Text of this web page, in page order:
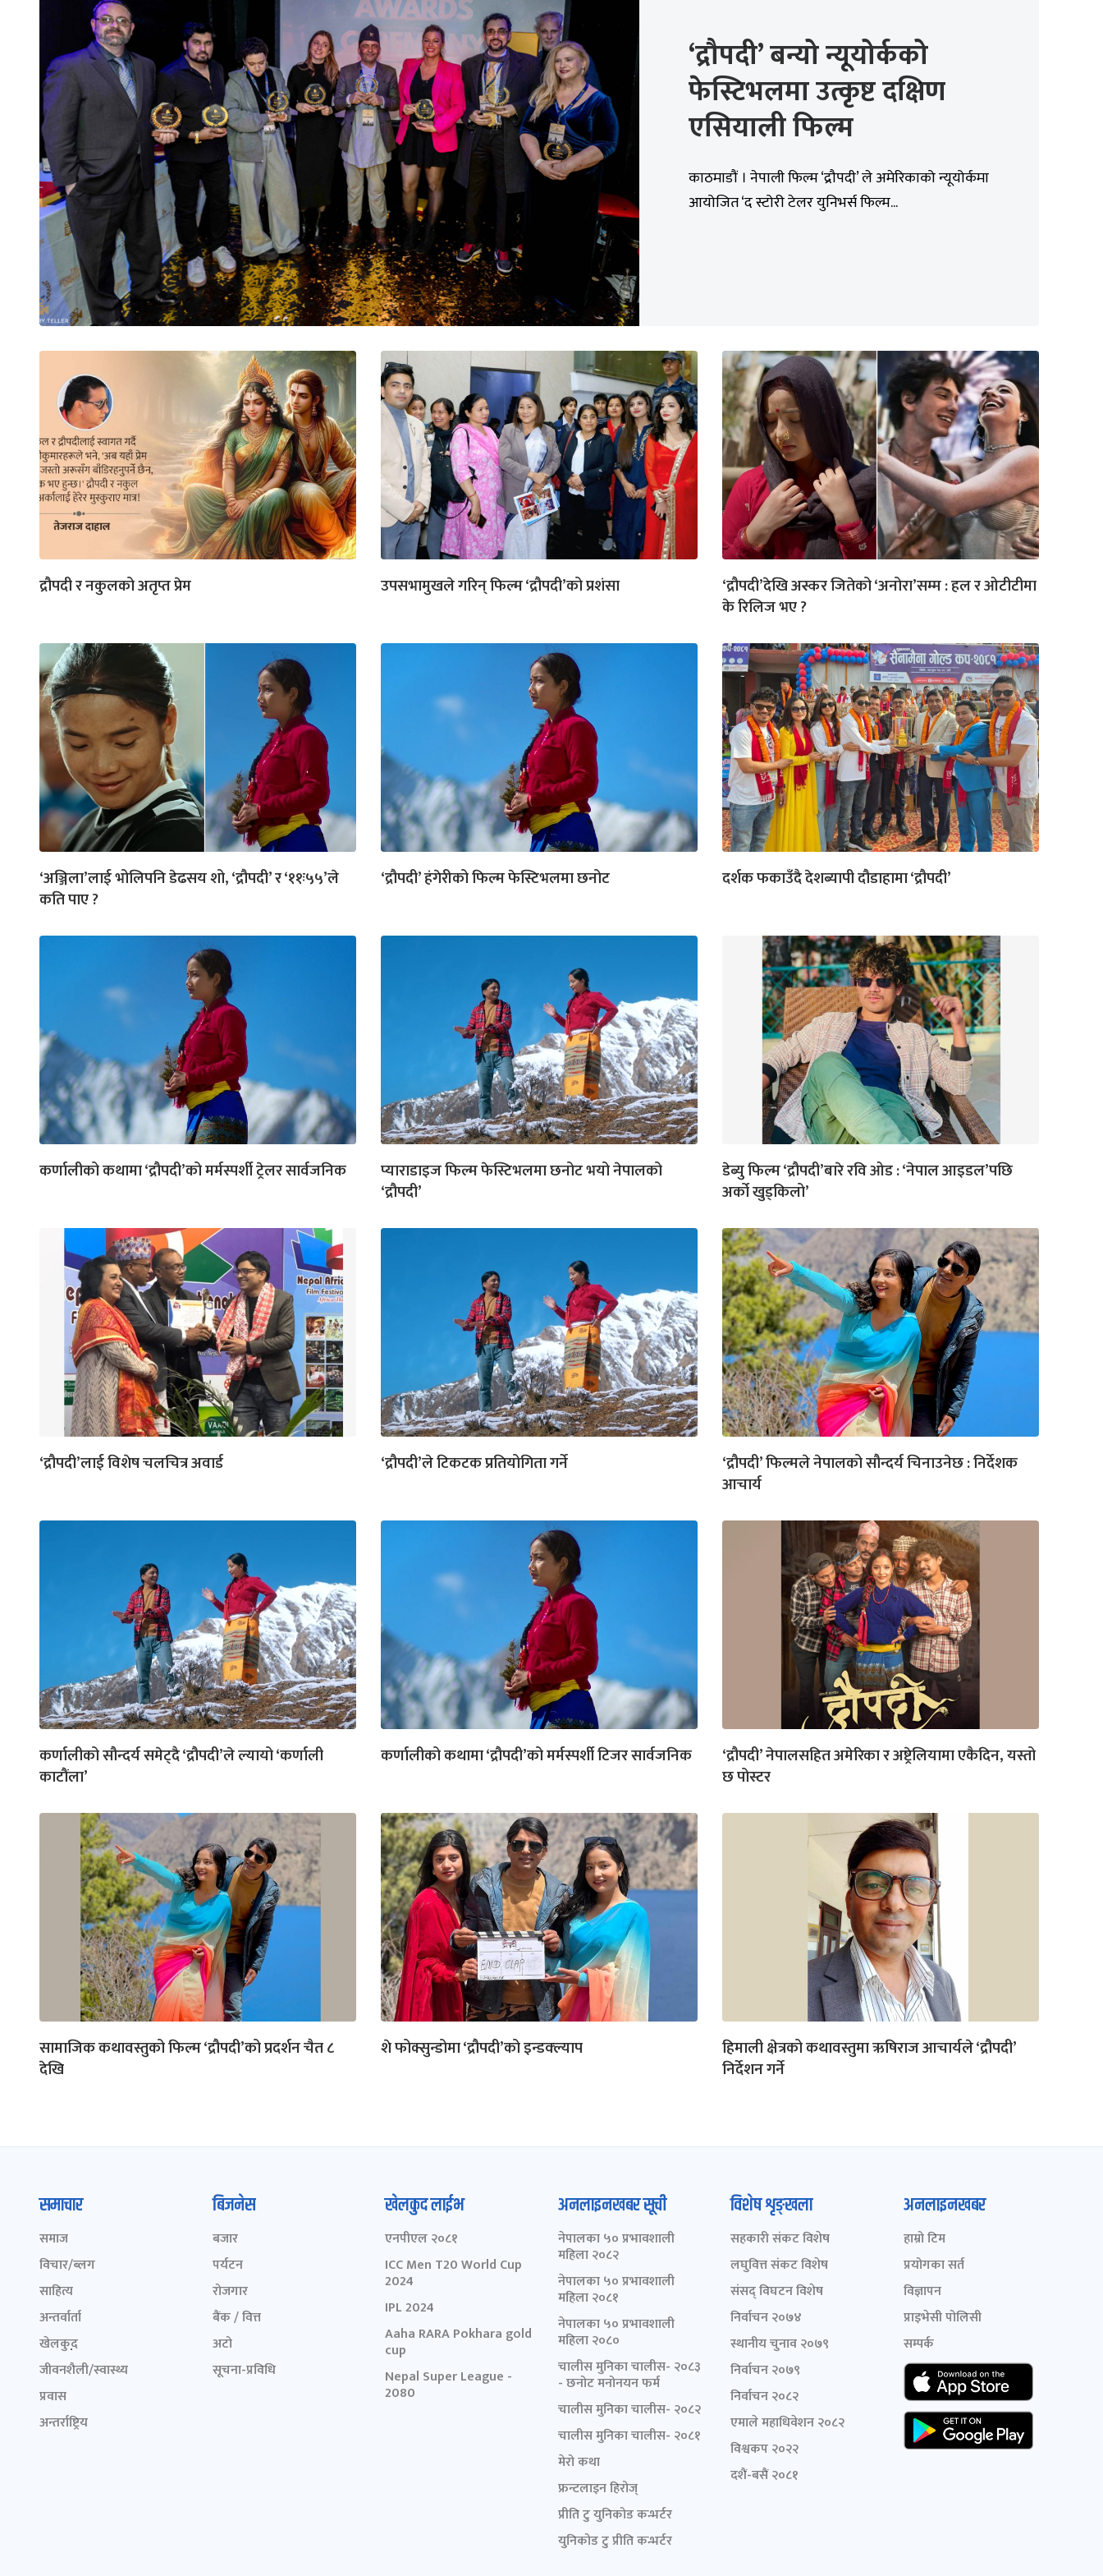
‘द्रौपदी’ बन्यो न्यूयोर्कको
फेस्टिभलमा उत्कृष्ट दक्षिण
एसियाली फिल्म
काठमाडौं । नेपाली फिल्म ‘द्रौपदी’ ले अमेरिकाको न्यूयोर्कमा
आयोजित ‘द स्टोरी टेलर युनिभर्स फिल्म...
द्रौपदी र नकुलको अतृप्त प्रेम उपसभामुखले गरिन् फिल्म ‘द्रौपदी’को प्रशंसा
‘द्रौपदी’देखि अस्कर जितेको ‘अनोरा’सम्म : हल र ओटीटीमा
के रिलिज भए ?
‘अञ्जिला’लाई भोलिपनि डेढसय शो, ‘द्रौपदी’ र ‘११ः५५’ले
कति पाए ?
‘द्रौपदी’ हंगेरीको फिल्म फेस्टिभलमा छनोट दर्शक फकाउँदै देशब्यापी दौडाहामा ‘द्रौपदी’
कर्णालीको कथामा ‘द्रौपदी’को मर्मस्पर्शी ट्रेलर सार्वजनिक
प्याराडाइज फिल्म फेस्टिभलमा छनोट भयो नेपालको
‘द्रौपदी’
डेब्यु फिल्म ‘द्रौपदी’बारे रवि ओड : ‘नेपाल आइडल’पछि
अर्को खुड्किलो’
‘द्रौपदी’लाई विशेष चलचित्र अवार्ड ‘द्रौपदी’ले टिकटक प्रतियोगिता गर्ने
‘द्रौपदी’ फिल्मले नेपालको सौन्दर्य चिनाउनेछ : निर्देशक
आचार्य
कर्णालीको सौन्दर्य समेट्दै ‘द्रौपदी’ले ल्यायो ‘कर्णाली
काटौंला’
कर्णालीको कथामा ‘द्रौपदी’को मर्मस्पर्शी टिजर सार्वजनिक
‘द्रौपदी’ नेपालसहित अमेरिका र अष्ट्रेलियामा एकैदिन, यस्तो
छ पोस्टर
सामाजिक कथावस्तुको फिल्म ‘द्रौपदी’को प्रदर्शन चैत ८
देखि
शे फोक्सुन्डोमा ‘द्रौपदी’को इन्डक्ल्याप
हिमाली क्षेत्रको कथावस्तुमा ऋषिराज आचार्यले ‘द्रौपदी’
निर्देशन गर्ने
समाचार
समाज
विचार/ब्लग
साहित्य
अन्तर्वार्ता
खेलकुद़़
जीवनशैली/स्वास्थ्य
प्रवास
अन्तर्राष्ट्रिय
बिजनेस
बजार
पर्यटन
रोजगार
बैंक / वित्त
अटो
सूचना-प्रविधि
खेलकुद लाईभ
एनपीएल २०८१
ICC Men T20 World Cup
2024
IPL 2024
Aaha RARA Pokhara gold
cup
Nepal Super League -
2080
अनलाइनखबर सूची
नेपालका ५० प्रभावशाली
महिला २०८२
नेपालका ५० प्रभावशाली
महिला २०८१
नेपालका ५० प्रभावशाली
महिला २०८०
चालीस मुनिका चालीस- २०८३
- छनोट मनोनयन फर्म
चालीस मुनिका चालीस- २०८२
चालीस मुनिका चालीस- २०८१
मेरो कथा
फ्रन्टलाइन हिरोज्
प्रीति टु युनिकोड कन्भर्टर
युनिकोड टु प्रीति कन्भर्टर
विशेष शृङ्खला
सहकारी संकट विशेष
लघुवित्त संकट विशेष
संसद् विघटन विशेष
निर्वाचन २०७४
स्थानीय चुनाव २०७९
निर्वाचन २०७९
निर्वाचन २०८२
एमाले महाधिवेशन २०८२
विश्वकप २०२२
दशैं-बसैं २०८१
अनलाइनखबर
हाम्रो टिम
प्रयोगका सर्त
विज्ञापन
प्राइभेसी पोलिसी
सम्पर्क